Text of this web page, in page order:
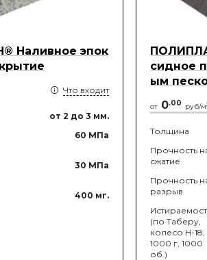
Наливное эпок
Что входит
от 2 до 3 мм.
60 МПа
30 МПа
400 мг.
сидное
ым
от 0.00 руб/м
Толщина
Прочность
сжатие
Прочность
разрыв
(по Таберу,
колесо Н-18,
1000 г, 1000
об.)